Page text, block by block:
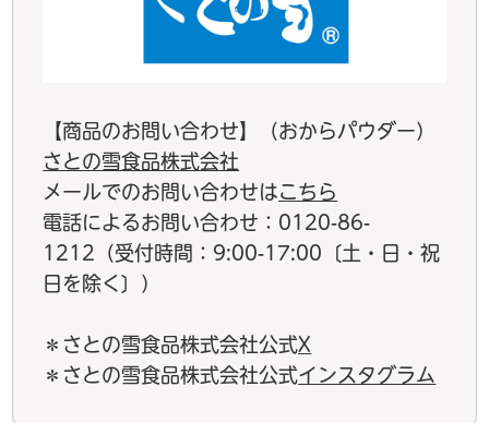
【商品のお問い合わせ】（おからパウダー）
さとの雪食品株式会社
メールでのお問い合わせはこちら
電話によるお問い合わせ：0120-86-
1212（受付時間：9:00-17:00〔土・日・祝
日を除く〕）
＊さとの雪食品株式会社公式X
＊さとの雪食品株式会社公式インスタグラム